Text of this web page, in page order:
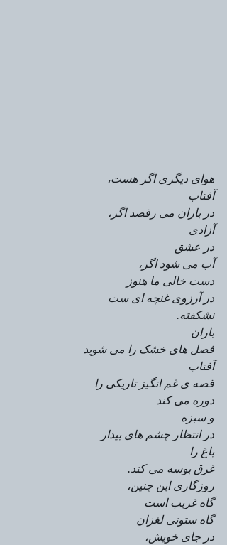
هوای دیگری اگر هست،
آفتاب
در باران می رقصد اگر،
آزادی
در عشق
آب می شود اگر،
دست خالی ما هنوز
در آرزوی غنچه ای ست
نشکفته.
باران
فصل های خشک را می شوید
آفتاب
قصه ی غم انگیز تاریکی را
دوره می کند
و سبزه
در انتظار چشم های بیدار
باغ را
غرق بوسه می کند.
روزگاری این چنین،
گاه غریب است
گاه ستونی لغزان
در جای خویش،